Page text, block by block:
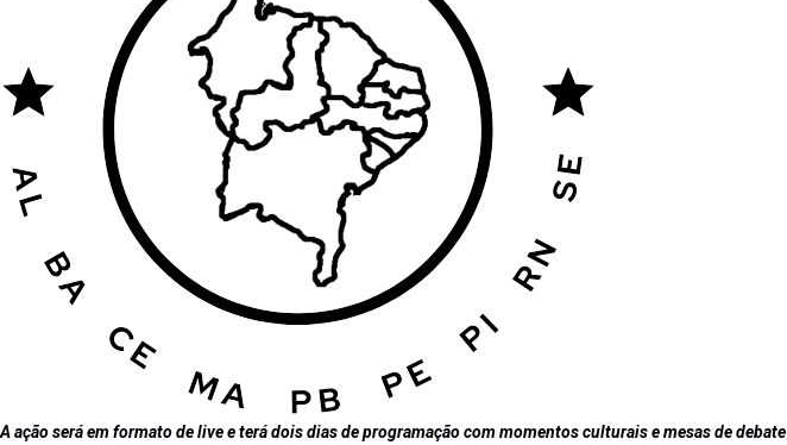
A ação será em formato de live e terá dois dias de programação com momentos culturais e mesas de debate